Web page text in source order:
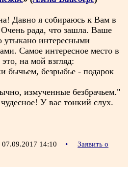
Давно я собираюсь к Вам в
рада, что зашла. Ваше
утыкано интересными
Самое интересное место в
на мой взгляд:
бычьем, безрыбье - подарок
измученные безбрачьем."
У вас тонкий слух.
07.09.2017 14:10 •
Заявить о